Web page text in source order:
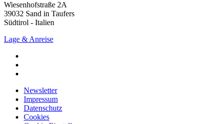
Wiesenhofstraße 2A
39032 Sand in Taufers
Südtirol - Italien
Lage & Anreise
Newsletter
Impressum
Datenschutz
Cookies